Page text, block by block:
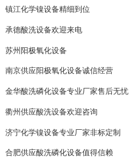
镇江化学镍设备精细到位
承德酸洗设备欢迎来电
苏州阳极氧化设备
南京供应阳极氧化设备诚信经营
金华酸洗磷化设备专业厂家售后无忧
衢州供应酸洗设备欢迎咨询
济宁化学镍设备专业厂家非标定制
合肥供应酸洗磷化设备值得信赖